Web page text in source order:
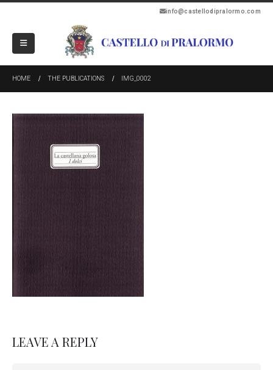
info@castellodipralormo.com
HOME THE PUBLICATIONS IMG_0002
LEAVE A REPLY